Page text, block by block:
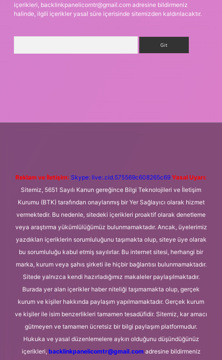
içerikleri, backlinkpanelicomtr@gmail.com adresine bildirmeniz
halinde, ilgili içerikler yasal süre içerisinde sitemizden kaldırılacaktır.
Reklam ve İletişim: Skype: live:.cid.575569c608265c69 Yasal Uyarı:
Sitemiz, 5651 Sayılı Kanun gereğince Bilgi Teknolojileri ve İletişim
Kurumu (BTK) tarafından onaylanmış bir Yer Sağlayıcı olarak hizmet
vermektedir. Bu nedenle, sitedeki içerikleri proaktif olarak denetleme
veya araştırma yükümlülüğümüz bulunmamaktadır. Ancak, üyelerimiz
yazdıkları içeriklerin sorumluluğunu taşımakta olup, siteye üye olarak
bu sorumluluğu kabul etmiş sayılırlar. Bu internet sitesi, herhangi bir
marka, kurum veya şahıs şirketi ile hiçbir bağlantısı bulunmamaktadır.
Sitede yalnızca kendi hazırladığımız makaleler paylaşılmaktadır.
Burada yer alan içerikler haber niteliği taşımamakta olup, gerçek
kurum ve kişiler hakkında paylaşım yapılmamaktadır. Gerçek kurum
ve kişiler ile isim benzerlikleri tamamen tesadüfidir. Sitemiz, kar amacı
gütmeyen ve tamamen ücretsiz bir bilgi paylaşım platformudur.
Hukuka ve yasal düzenlemelere aykırı olduğunu düşündüğünüz
içerikleri, backlinkpanelicomtr@gmail.comadresine bildirmeniz